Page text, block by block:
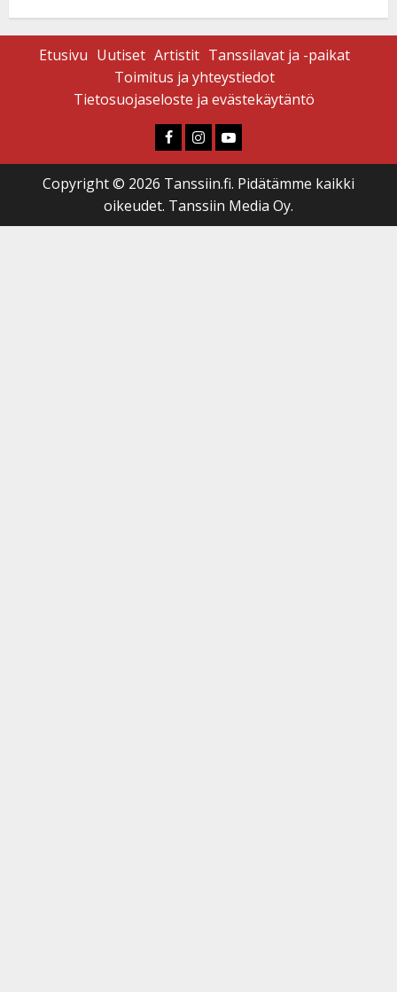
Etusivu Uutiset Artistit Tanssilavat ja -paikat
Toimitus ja yhteystiedot
Tietosuojaseloste ja evästekäytäntö
Faceboook
Instagram
Youtube
Copyright © 2026 Tanssiin.fi. Pidätämme kaikki
oikeudet. Tanssiin Media Oy.